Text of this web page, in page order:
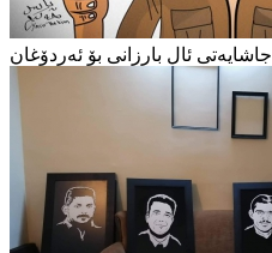
جاشایەتی ئال بارزانی بۆ ئەردۆغان